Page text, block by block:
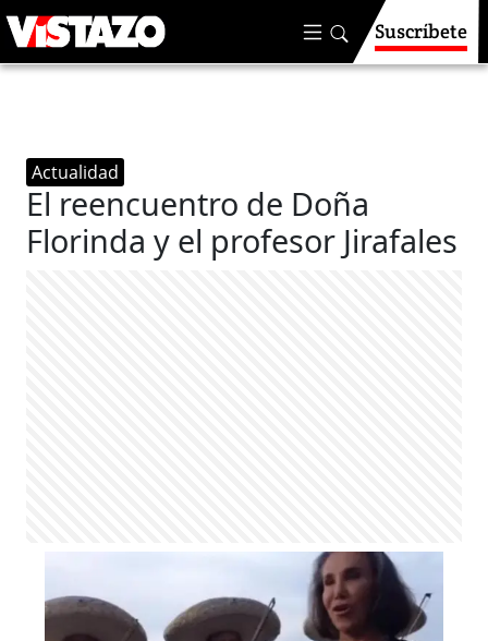
Suscríbete
Actualidad
El reencuentro de Doña
Florinda y el profesor Jirafales